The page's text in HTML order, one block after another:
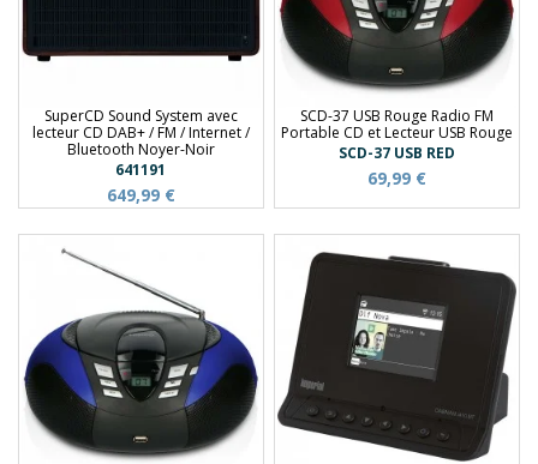
SuperCD Sound System avec
lecteur CD DAB+ / FM / Internet /
Bluetooth Noyer-Noir
641191
649,99 €
SCD-37 USB Rouge Radio FM
Portable CD et Lecteur USB Rouge
SCD-37 USB RED
69,99 €